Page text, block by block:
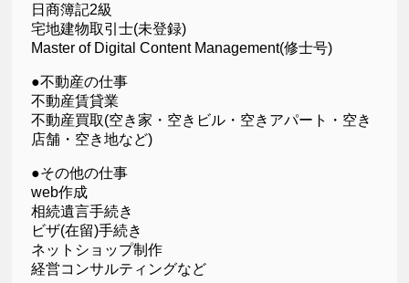
日商簿記2級
宅地建物取引士(未登録)
Master of Digital Content Management(修士号)
●不動産の仕事
不動産賃貸業
不動産買取(空き家・空きビル・空きアパート・空き
店舗・空き地など)
●その他の仕事
web作成
相続遺言手続き
ビザ(在留)手続き
ネットショップ制作
経営コンサルティングなど